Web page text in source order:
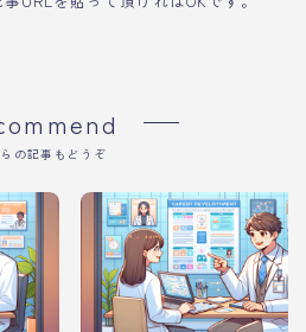
の記事もどうぞ